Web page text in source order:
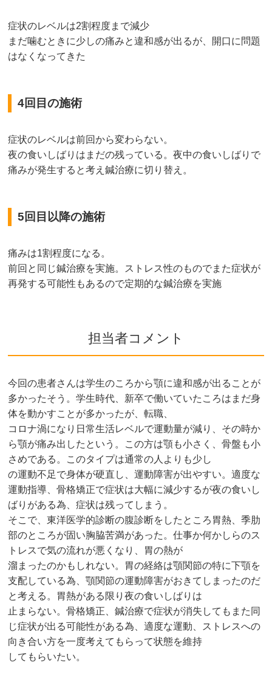
症状のレベルは2割程度まで減少
まだ噛むときに少しの痛みと違和感が出るが、開口に問題
はなくなってきた
4回目の施術
症状のレベルは前回から変わらない。
夜の食いしばりはまだの残っている。夜中の食いしばりで
痛みが発生すると考え鍼治療に切り替え。
5回目以降の施術
痛みは1割程度になる。
前回と同じ鍼治療を実施。ストレス性のものでまた症状が
再発する可能性もあるので定期的な鍼治療を実施
担当者コメント
今回の患者さんは学生のころから顎に違和感が出ることが
多かったそう。学生時代、新卒で働いていたころはまだ身
体を動かすことが多かったが、転職、
コロナ渦になり日常生活レベルで運動量が減り、その時か
ら顎が痛み出したという。この方は顎も小さく、骨盤も小
さめである。このタイプは通常の人よりも少し
の運動不足で身体が硬直し、運動障害が出やすい。適度な
運動指導、骨格矯正で症状は大幅に減少するが夜の食いし
ばりがある為、症状は残ってしまう。
そこで、東洋医学的診断の腹診断をしたところ胃熱、季肋
部のところが固い胸脇苦満があった。仕事か何かしらのス
トレスで気の流れが悪くなり、胃の熱が
溜まったのかもしれない。胃の経絡は顎関節の特に下顎を
支配している為、顎関節の運動障害がおきてしまったのだ
と考える。胃熱がある限り夜の食いしばりは
止まらない。骨格矯正、鍼治療で症状が消失してもまた同
じ症状が出る可能性がある為、適度な運動、ストレスへの
向き合い方を一度考えてもらって状態を維持
してもらいたい。